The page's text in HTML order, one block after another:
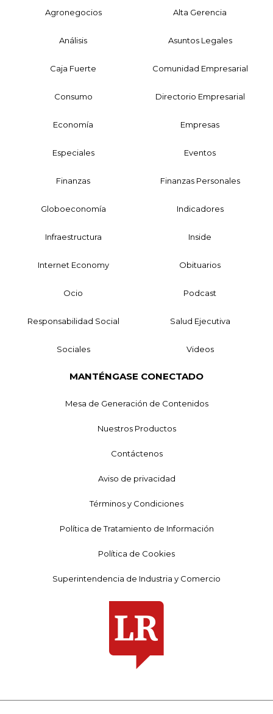
Agronegocios Alta Gerencia
Análisis Asuntos Legales
Caja Fuerte Comunidad Empresarial
Consumo Directorio Empresarial
Economía Empresas
Especiales Eventos
Finanzas Finanzas Personales
Globoeconomía Indicadores
Infraestructura Inside
Internet Economy Obituarios
Ocio Podcast
Responsabilidad Social Salud Ejecutiva
Sociales Videos
MANTÉNGASE CONECTADO
Mesa de Generación de Contenidos
Nuestros Productos
Contáctenos
Aviso de privacidad
Términos y Condiciones
Política de Tratamiento de Información
Política de Cookies
Superintendencia de Industria y Comercio